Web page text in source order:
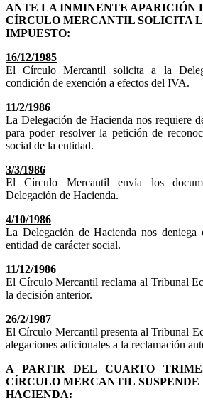
ANTE LA INMINENTE APARICIÓN
CÍRCULO MERCANTIL SOLICITA
IMPUESTO:
16/12/1985
El Círculo Mercantil solicita a la
condición de exención a efectos del IVA.
11/2/1986
La Delegación de Hacienda nos requiere
para poder resolver la petición de
social de la entidad.
3/3/1986
El Círculo Mercantil envía los
Delegación de Hacienda.
4/10/1986
La Delegación de Hacienda nos deniega
entidad de carácter social.
11/12/1986
El Círculo Mercantil reclama al Tribunal
la decisión anterior.
26/2/1987
El Círculo Mercantil presenta al Tribunal
alegaciones adicionales a la reclamación
A PARTIR DEL CUARTO
CÍRCULO MERCANTIL SUSPENDE
HACIENDA: